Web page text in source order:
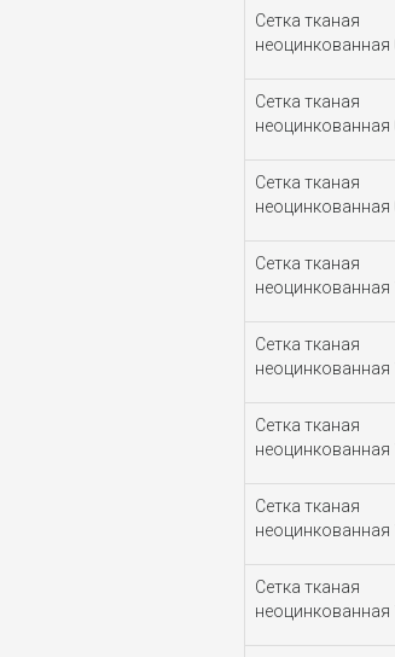
Сетка тканая
неоцинкованная
Сетка тканая
неоцинкованная
Сетка тканая
неоцинкованная
Сетка тканая
неоцинкованная
Сетка тканая
неоцинкованная
Сетка тканая
неоцинкованная
Сетка тканая
неоцинкованная
Сетка тканая
неоцинкованная